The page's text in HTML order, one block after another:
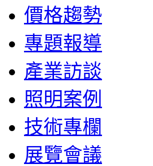
價格趨勢
專題報導
產業訪談
照明案例
技術專欄
展覽會議